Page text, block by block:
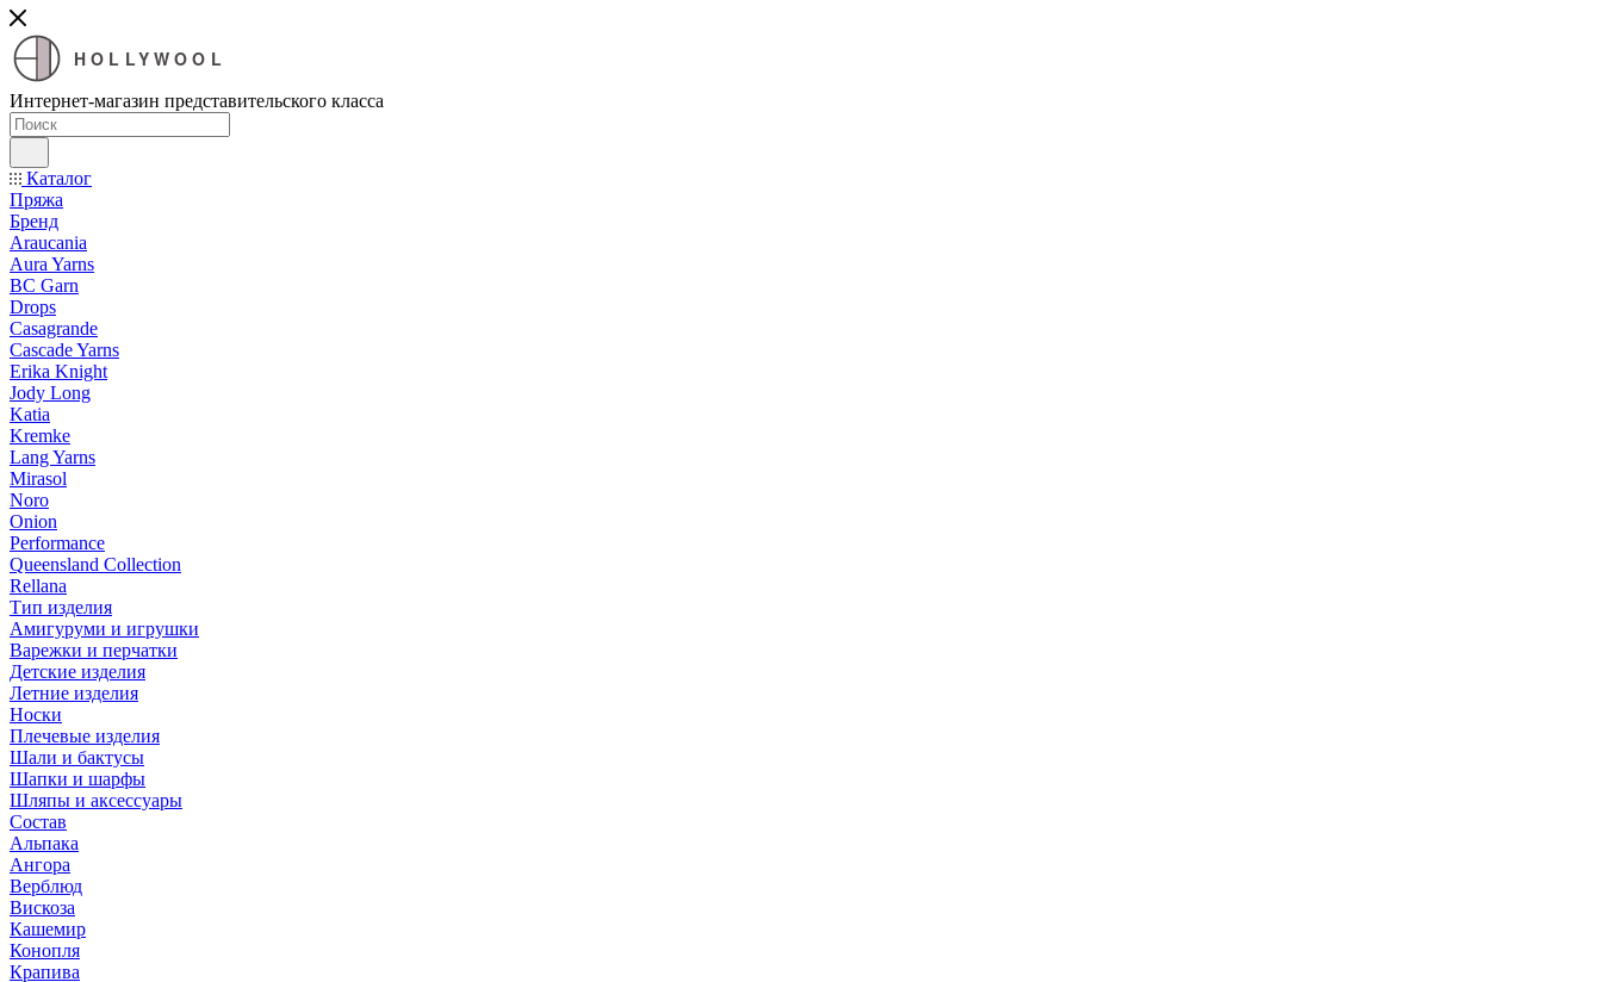
HOLLYWOOL
Интернет-магазин представительского класса
Каталог
Пряжа
Бренд
Araucania
Aura Yarns
BC Garn
Drops
Casagrande
Cascade Yarns
Erika Knight
Jody Long
Katia
Kremke
Lang Yarns
Mirasol
Noro
Onion
Performance
Queensland Collection
Rellana
Тип изделия
Амигуруми и игрушки
Варежки и перчатки
Детские изделия
Летние изделия
Носки
Плечевые изделия
Шали и бактусы
Шапки и шарфы
Шляпы и аксессуары
Состав
Альпака
Ангора
Верблюд
Вискоза
Кашемир
Конопля
Крапива